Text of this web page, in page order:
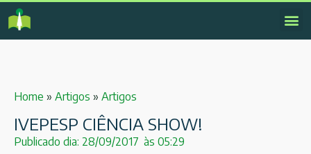
Home » Artigos » Artigos
IVEPESP CIÊNCIA SHOW!
Publicado dia: 28/09/2017 às 05:29